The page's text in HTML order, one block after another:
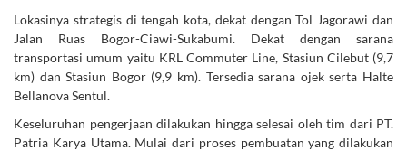
Lokasinya strategis di tengah kota, dekat dengan Tol Jagorawi dan
Jalan Ruas Bogor-Ciawi-Sukabumi. Dekat dengan sarana
transportasi umum yaitu KRL Commuter Line, Stasiun Cilebut (9,7
km) dan Stasiun Bogor (9,9 km). Tersedia sarana ojek serta Halte
Bellanova Sentul.
Keseluruhan pengerjaan dilakukan hingga selesai oleh tim dari PT.
Patria Karya Utama. Mulai dari proses pembuatan yang dilakukan